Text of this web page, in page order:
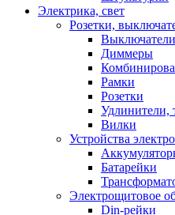
Электрика, свет
Розетки,
Выключатели
Диммеры
Рамки
Розетки
Удлинители,
Вилки
Устройства
Батарейки
Электрощитовое
Din-рейки